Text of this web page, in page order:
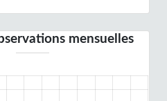
mensuelles